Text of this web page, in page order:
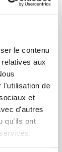
le contenu
aux
l'utilisation de
et
d'autres
qu'ils ont